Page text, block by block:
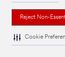
Reject Non-
Cookie